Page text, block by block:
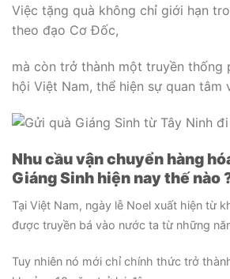
Việc tặng quà không chỉ giới hạn
theo đạo Cơ Đốc,
mà còn trở thành một truyền thống
hội Việt Nam, thể hiện sự quan tâm
Nhu cầu vận chuyển hàng
Giáng Sinh hiện nay thế nào
Tại Việt Nam, ngày lễ Noel xuất hiện từ
được truyền bá vào nước ta từ những
Tuy nhiên nó mới chỉ chính thức trở